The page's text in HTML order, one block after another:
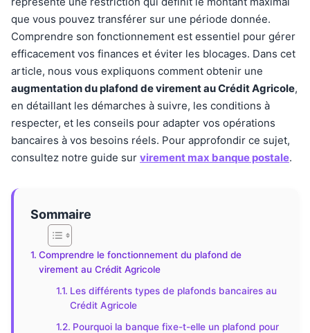
que vous pouvez transférer sur une période donnée.
Comprendre son fonctionnement est essentiel pour gérer
efficacement vos finances et éviter les blocages. Dans cet
article, nous vous expliquons comment obtenir une
augmentation du plafond de virement au Crédit Agricole,
en détaillant les démarches à suivre, les conditions à
respecter, et les conseils pour adapter vos opérations
bancaires à vos besoins réels. Pour approfondir ce sujet,
consultez notre guide sur virement max banque postale.
Sommaire
Comprendre le fonctionnement du plafond de
virement au Crédit Agricole
Les différents types de plafonds bancaires au
Crédit Agricole
Pourquoi la banque fixe-t-elle un plafond pour